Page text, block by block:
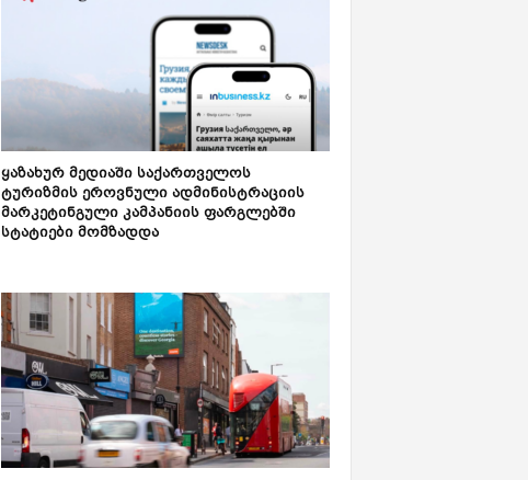
ყაზახურ მედიაში საქართველოს
ტურიზმის ეროვნული ადმინისტრაციის
მარკეტინგული კამპანიის ფარგლებში
სტატიები მომზადდა